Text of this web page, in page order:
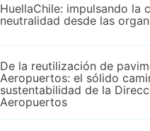
HuellaChile: impulsando la
neutralidad desde las
De la reutilización de
Aeropuertos: el sólido
sustentabilidad de la
Aeropuertos